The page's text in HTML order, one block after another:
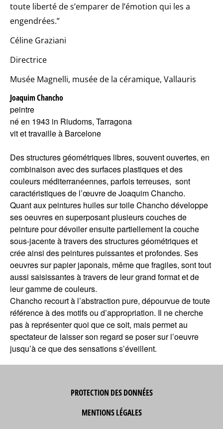
toute liberté de s’emparer de l’émotion qui les a
engendrées.”
Céline Graziani
Directrice
Musée Magnelli, musée de la céramique, Vallauris
Joaquim Chancho
peintre
né en 1943 in Riudoms, Tarragona
vit et travaille à Barcelone
Des structures géométriques libres, souvent ouvertes, en
combinaison avec des surfaces plastiques et des
couleurs méditerranéennes, parfois terreuses, sont
caractéristiques de l’œuvre de Joaquim Chancho.
Quant aux peintures huiles sur toile Chancho développe
ses oeuvres en superposant plusieurs couches de
peinture pour dévoiler ensuite partiellement la couche
sous-jacente à travers des structures géométriques et
crée ainsi des peintures puissantes et profondes. Ses
oeuvres sur papier japonais, même que fragiles, sont tout
aussi saisissantes à travers de leur grand format et de
leur gamme de couleurs.
Chancho recourt à l’abstraction pure, dépourvue de toute
référence à des motifs ou d’appropriation. Il ne cherche
pas à représenter quoi que ce soit, mais permet au
spectateur de laisser son regard se poser sur l’oeuvre
jusqu’à ce que des sensations s’éveillent.
PROTECTION DES DONNÉES
MENTIONS LÉGALES